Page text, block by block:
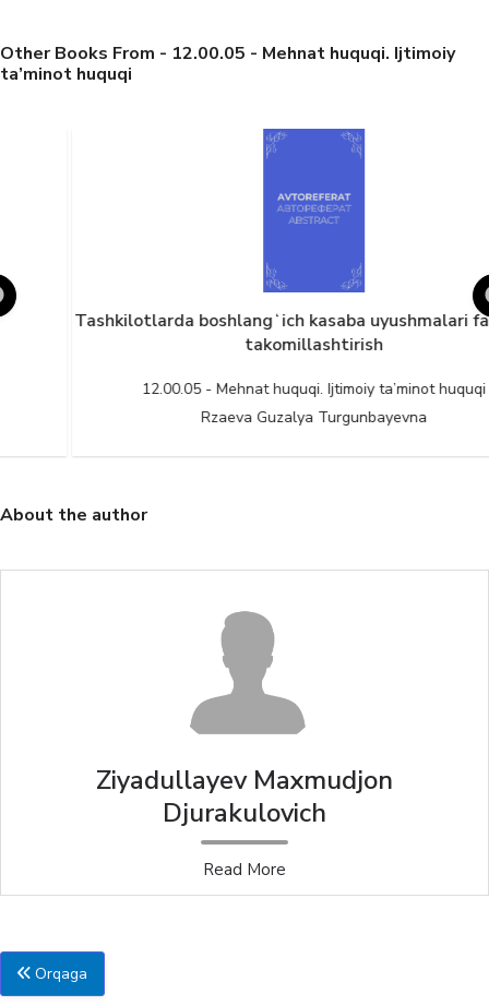
Other Books From - 12.00.05 - Mehnat huquqi. Ijtimoiy
ta’minot huquqi
Tashkilotlarda boshlangʻich kasaba uyushmalari faoliyatini
takomillashtirish
12.00.05 - Mehnat huquqi. Ijtimoiy ta’minot huquqi
Rzaeva Guzalya Turgunbayevna
About the author
Ziyadullayev Maxmudjon
Djurakulovich
Read More
Orqaga